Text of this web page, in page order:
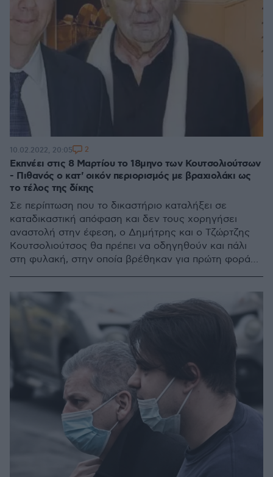
Εκπνέει στις 8 Μαρτίου το 18μηνο των Κουτσολιούτσων
- Πιθανός ο κατ' οικόν περιορισμός με βραχιολάκι ως
το τέλος της δίκης
Σε περίπτωση που το δικαστήριο καταλήξει σε
καταδικαστική απόφαση και δεν τους χορηγήσει
αναστολή στην έφεση, ο Δημήτρης και ο Τζώρτζης
Κουτσολιούτσος θα πρέπει να οδηγηθούν και πάλι
στη φυλακή, στην οποία βρέθηκαν για πρώτη φορά
10.02.2022, 20:05 2